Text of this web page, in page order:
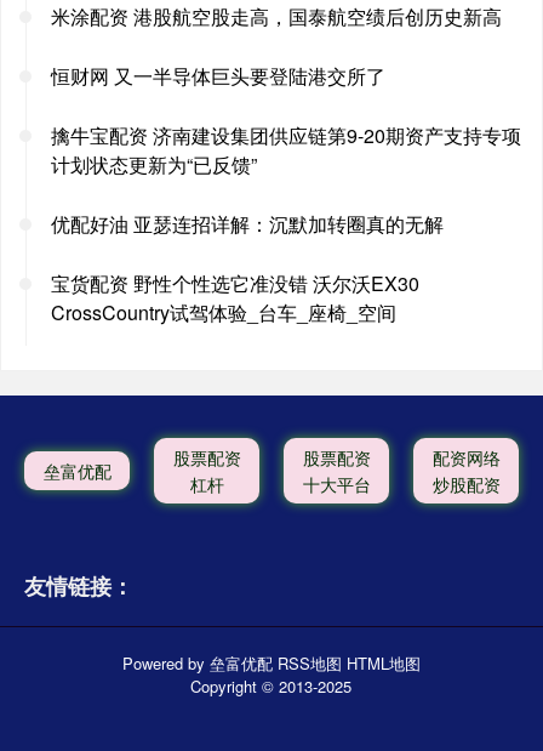
米涂配资 港股航空股走高，国泰航空绩后创历史新高
恒财网 又一半导体巨头要登陆港交所了
擒牛宝配资 济南建设集团供应链第9-20期资产支持专项
计划状态更新为“已反馈”
优配好油 亚瑟连招详解：沉默加转圈真的无解
宝货配资 野性个性选它准没错 沃尔沃EX30
CrossCountry试驾体验_台车_座椅_空间
垒富优配
股票配资
杠杆
股票配资
十大平台
配资网络
炒股配资
友情链接：
Powered by 垒富优配 RSS地图 HTML地图
Copyright© 2013-2025